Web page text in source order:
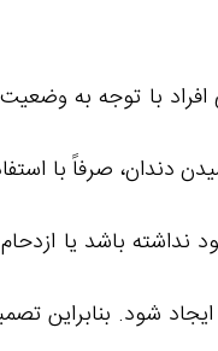
با توجه به
صرفاً با
باشد یا
شود. بنابراین